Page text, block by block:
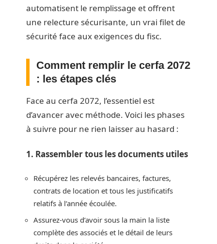
automatisent le remplissage et offrent
une relecture sécurisante, un vrai filet de
sécurité face aux exigences du fisc.
Comment remplir le cerfa 2072
: les étapes clés
Face au cerfa 2072, l’essentiel est
d’avancer avec méthode. Voici les phases
à suivre pour ne rien laisser au hasard :
1. Rassembler tous les documents utiles
Récupérez les relevés bancaires, factures,
contrats de location et tous les justificatifs
relatifs à l’année écoulée.
Assurez-vous d’avoir sous la main la liste
complète des associés et le détail de leurs